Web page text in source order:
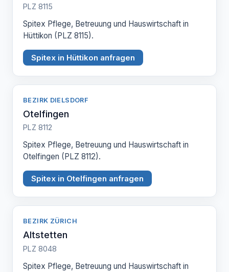
PLZ 8115
Spitex Pflege, Betreuung und Hauswirtschaft in
Hüttikon (PLZ 8115).
Spitex in Hüttikon anfragen
BEZIRK DIELSDORF
Otelfingen
PLZ 8112
Spitex Pflege, Betreuung und Hauswirtschaft in
Otelfingen (PLZ 8112).
Spitex in Otelfingen anfragen
BEZIRK ZÜRICH
Altstetten
PLZ 8048
Spitex Pflege, Betreuung und Hauswirtschaft in